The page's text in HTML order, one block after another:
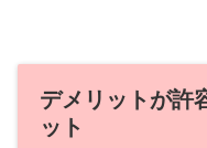
デメリットが許
ット